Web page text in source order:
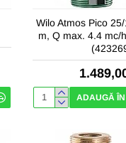
Wilo Atmos Pico
m, Q max. 4.4 mc/
ADAUGĂ